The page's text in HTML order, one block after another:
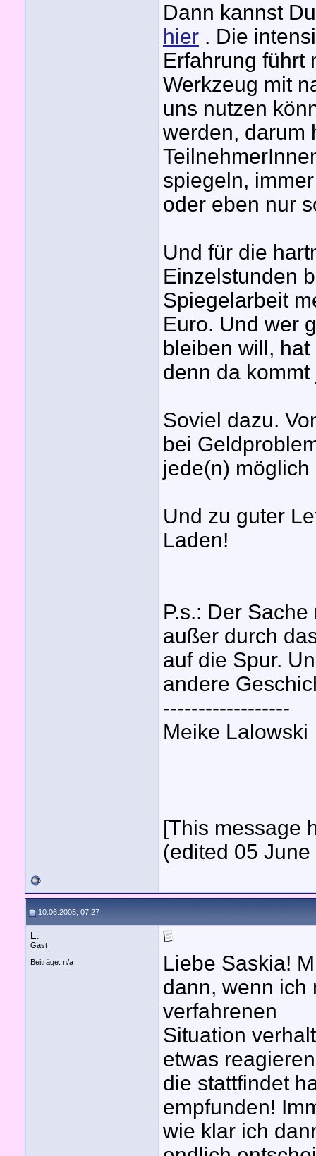
Dann kannst
hier . Die
Erfahrung führt
Werkzeug mit
uns nutzen
werden, darum
spiegeln,
oder eben nur
Und für die
Einzelstunden
Spiegelarbeit
Euro. Und wer
bleiben will,
denn da
Soviel dazu.
bei
jede(n)
Und zu guter
Laden!
P.s.: Der
außer durch
auf die Spur.
andere
------------------
Meike Lalowski
[This message
(edited 05 June
10.06.2005, 07:27
E.
Gast
Beiträge: n/a
Liebe Saskia!
dann, wenn ich
verfahrenen
Situation
etwas
die stattfindet
empfunden!
wie klar ich